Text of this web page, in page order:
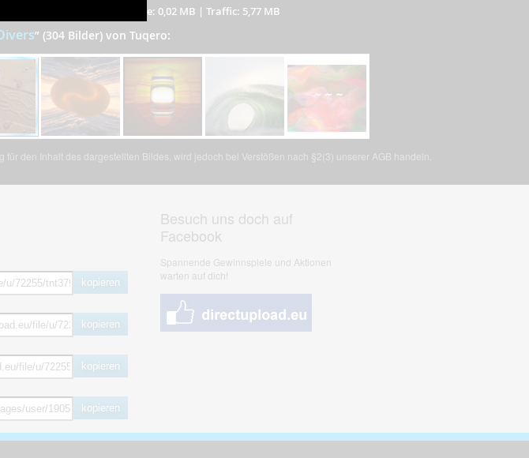
Dateigröße: 0,02 MB | Traffic: 5,77 MB
” (304 Bilder) von Tuqero:
den Inhalt des dargestellten Bildes, wird jedoch bei Verstößen nach §2(3) unserer AGB handeln.
kopieren
kopieren
kopieren
kopieren
Besuch uns doch auf
Facebook
Spannende Gewinnspiele und Aktionen
warten auf dich!